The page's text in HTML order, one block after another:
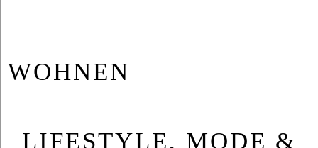
WOH­NEN
LIFESTYLE, MODE &